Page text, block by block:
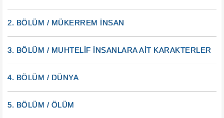
2. BÖLÜM / MÜKERREM İNSAN
3. BÖLÜM / MUHTELİF İNSANLARA AİT KARAKTERLER
4. BÖLÜM / DÜNYA
5. BÖLÜM / ÖLÜM